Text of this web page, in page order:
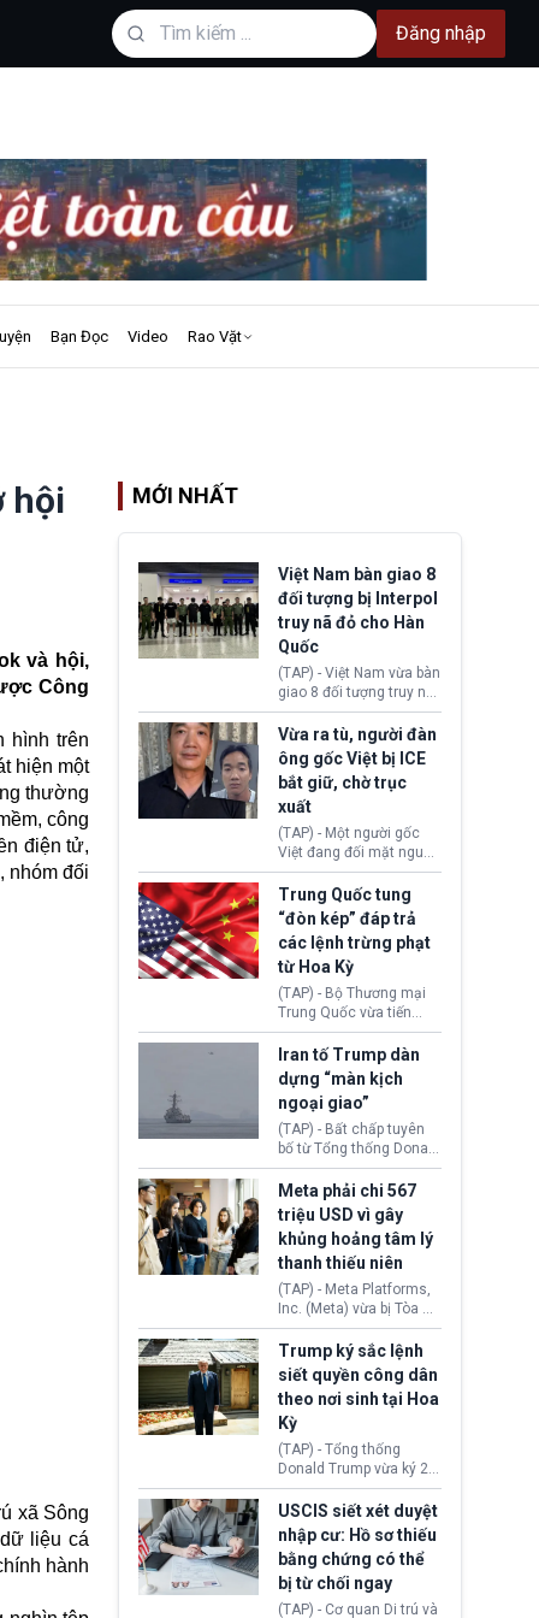
Đăng nhập
Bạn Đọc Video Rao Vặt
hội
và hội,
Công
hình trên
hiện một
thường
công
điện tử,
nhóm đối
xã Sông
liệu cá
hành
MỚI NHẤT
Việt Nam bàn giao 8
đối tượng bị Interpol
truy nã đỏ cho Hàn
Quốc
(TAP) - Việt Nam vừa bàn
giao 8 đối tượng truy nã
đỏ Interpol cho lực lượng
chức năng Hàn Quốc.
Nhóm này bị xác định
lừa đảo 619 nạn nhân,
chiếm đoạt hơn 17,7 tỷ
KRW.
Vừa ra tù, người đàn
ông gốc Việt bị ICE
bắt giữ, chờ trục
xuất
(TAP) - Một người gốc
Việt đang đối mặt nguy
cơ bị trục xuất khỏi Hoa
Kỳ sau khi đã chấp hành
xong bản án liên quan
đến tội ác từ hơn 30
năm trước tại California.
Trung Quốc tung
“đòn kép” đáp trả
các lệnh trừng phạt
từ Hoa Kỳ
(TAP) - Bộ Thương mại
Trung Quốc vừa tiến
hành áp đặt lệnh trừng
phạt lên hàng loạt thực
thể và siết chặt kiểm
soát xuất khẩu máy bay
không người lái (UAV)
sang Hoa Kỳ. Động thái
này nhằm đáp trả các
biện pháp hạn chế
thương mại, áp thuế mới
cùng lệnh cấm công
nghệ gần đây từ phía
Washington.
Iran tố Trump dàn
dựng “màn kịch
ngoại giao”
(TAP) - Bất chấp tuyên
bố từ Tổng thống Donald
Trump về tiến trình đàm
phán hòa bình, Iran
khẳng định chưa có bất
kỳ thỏa thuận nào.
Tehran cho rằng, Hoa Kỳ
chỉ đang dàn dựng “màn
kịch ngoại giao” để xoa
dịu căng thẳng.
Meta phải chi 567
triệu USD vì gây
khủng hoảng tâm lý
thanh thiếu niên
(TAP) - Meta Platforms,
Inc. (Meta) vừa bị Tòa án
bang New Mexico yêu
cầu đóng góp 567 triệu
USD vào một quỹ khắc
phục hậu quả. Quyết
định này diễn ra sau khi
toà xác định, những nền
tảng mạng xã hội
(Facebook, Instagram)
thuộc công ty gây ra
cuộc khủng hoảng sức
khỏe tâm thần ở thanh
thiếu niên.
Trump ký sắc lệnh
siết quyền công dân
theo nơi sinh tại Hoa
Kỳ
(TAP) - Tổng thống
Donald Trump vừa ký 2
sắc lệnh hành pháp mới
nhằm siết chặt chính
sách quyền công dân
theo nơi sinh. Động thái
diễn ra sau khi Tòa án
Tối cao Hoa Kỳ
(SCOTUS) hôm 30/7
USCIS siết xét duyệt
nhập cư: Hồ sơ thiếu
bằng chứng có thể
bị từ chối ngay
(TAP) - Cơ quan Di trú và